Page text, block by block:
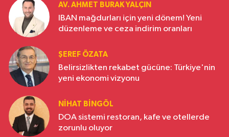
AV. AHMET BURAK YALÇIN
IBAN mağdurları için yeni dönem! Yeni
düzenleme ve ceza indirim oranları
ŞEREF ÖZATA
Belirsizlikten rekabet gücüne: Türkiye'nin
yeni ekonomi vizyonu
NIHAT BINGÖL
DOA sistemi restoran, kafe ve otellerde
zorunlu oluyor